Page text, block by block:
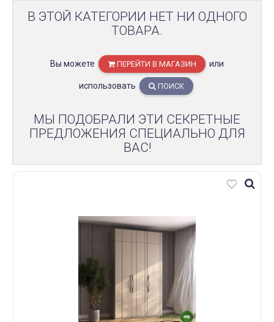
В ЭТОЙ КАТЕГОРИИ НЕТ НИ ОДНОГО
ТОВАРА.
Вы можете ПЕРЕЙТИ В МАГАЗИН или
использовать ПОИСК
МЫ ПОДОБРАЛИ ЭТИ СЕКРЕТНЫЕ
ПРЕДЛОЖЕНИЯ СПЕЦИАЛЬНО ДЛЯ
ВАС!